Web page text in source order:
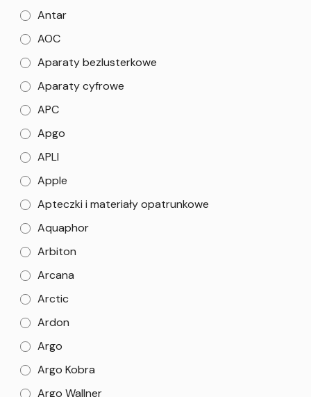
Antar
AOC
Aparaty bezlusterkowe
Aparaty cyfrowe
APC
Apgo
APLI
Apple
Apteczki i materiały opatrunkowe
Aquaphor
Arbiton
Arcana
Arctic
Ardon
Argo
Argo Kobra
Argo Wallner